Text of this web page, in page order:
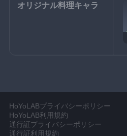
オリジナル料理キャラ
HoYoLABプライバシーポリシー
HoYoLAB利用規約
通行証プライバシーポリシー
通行証利用規約